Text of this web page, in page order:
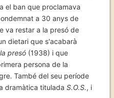
el ban que proclamava
a 30 anys de
va restar a la presó de
dietari que s'acabarà
presó (1938) i que
persona de la
També del seu període
dramàtica titulada S.O.S., i